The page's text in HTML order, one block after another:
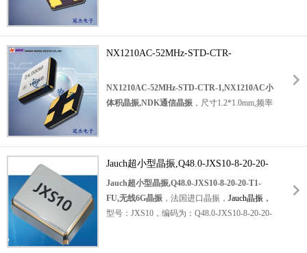
高性能的特点。
SMD晶振
振，无源石英晶体，无源SMD晶振，SMD晶
振，无线晶振，网络设备晶振，测试测量晶
振，便携式设备晶振，视听设备晶振，仪器仪
石英晶振
产品比较适合用于汽车级，无线，网络设备，
NX1210AC-52MHz-STD-CTR-
NX1210AC-52MHz-STD-CTR-1,NX1210AC小
体积晶振,NDK通信晶振 ，尺寸1.2*1.0mm,频率
，四脚贴片晶振，1210mm超小型晶振，
52MHZ贴片晶振，石英贴片晶振，无源SMD
晶体，无源晶振，石英晶体谐振器，SMD晶
振，水晶振动子，轻薄型晶振，无铅环保晶
振，低损耗晶振，低功耗晶振，低耗能晶振，
Jauch超小型晶振,Q48.0-JXS10-8-20-20-
T1-FU,无线6G晶振
Jauch超小型晶振,Q48.0-JXS10-8-20-20-T1-
FU,无线6G晶振 ，法国进口晶振， Jauch晶振 ，
型号：JXS10，编码为：Q48.0-JXS10-8-20-20-